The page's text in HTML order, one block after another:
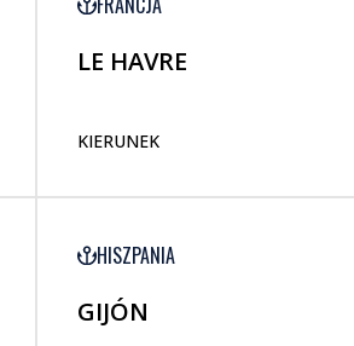
LE HAVRE
KIERUNEK
HISZPANIA
GIJÓN